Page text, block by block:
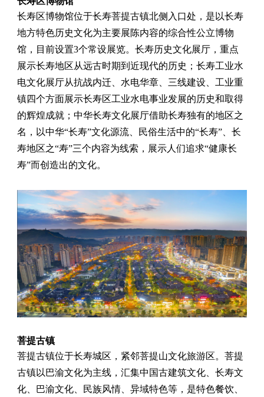
长寿区博物馆位于长寿菩提古镇北侧入口处，是以长寿
地方特色历史文化为主要展陈内容的综合性公立博物
馆，目前设置3个常设展览。长寿历史文化展厅，重点
展示长寿地区从远古时期到近现代的历史；长寿工业水
电文化展厅从抗战内迁、水电华章、三线建设、工业重
镇四个方面展示长寿区工业水电事业发展的历史和取得
的辉煌成就；中华长寿文化展厅借助长寿独有的地区之
名，以中华“长寿”文化源流、民俗生活中的“长寿”、长
寿地区之“寿”三个内容为线索，展示人们追求“健康长
寿”而创造出的文化。
菩提古镇
菩提古镇位于长寿城区，紧邻菩提山文化旅游区。菩提
古镇以巴渝文化为主线，汇集中国古建筑文化、长寿文
化、巴渝文化、民族风情、异域特色等，是特色餐饮、